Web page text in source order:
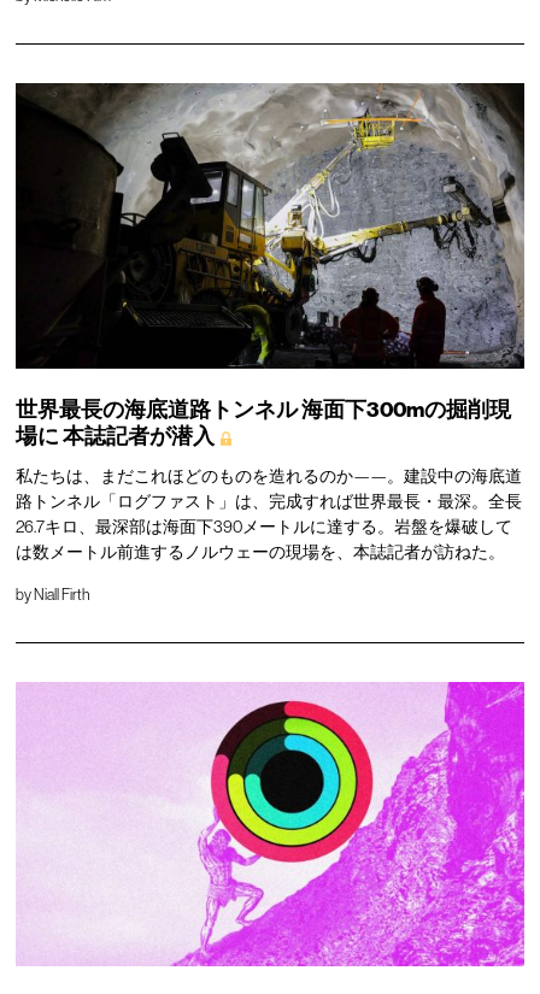
世界最長の海底道路トンネル海面下300mの掘削現
場に本誌記者が潜入
私たちは、まだこれほどのものを造れるのか——。建設中の海底道
路トンネル「ログファスト」は、完成すれば世界最長・最深。全長
26.7キロ、最深部は海面下390メートルに達する。岩盤を爆破して
は数メートル前進するノルウェーの現場を、本誌記者が訪ねた。
byNiall Firth